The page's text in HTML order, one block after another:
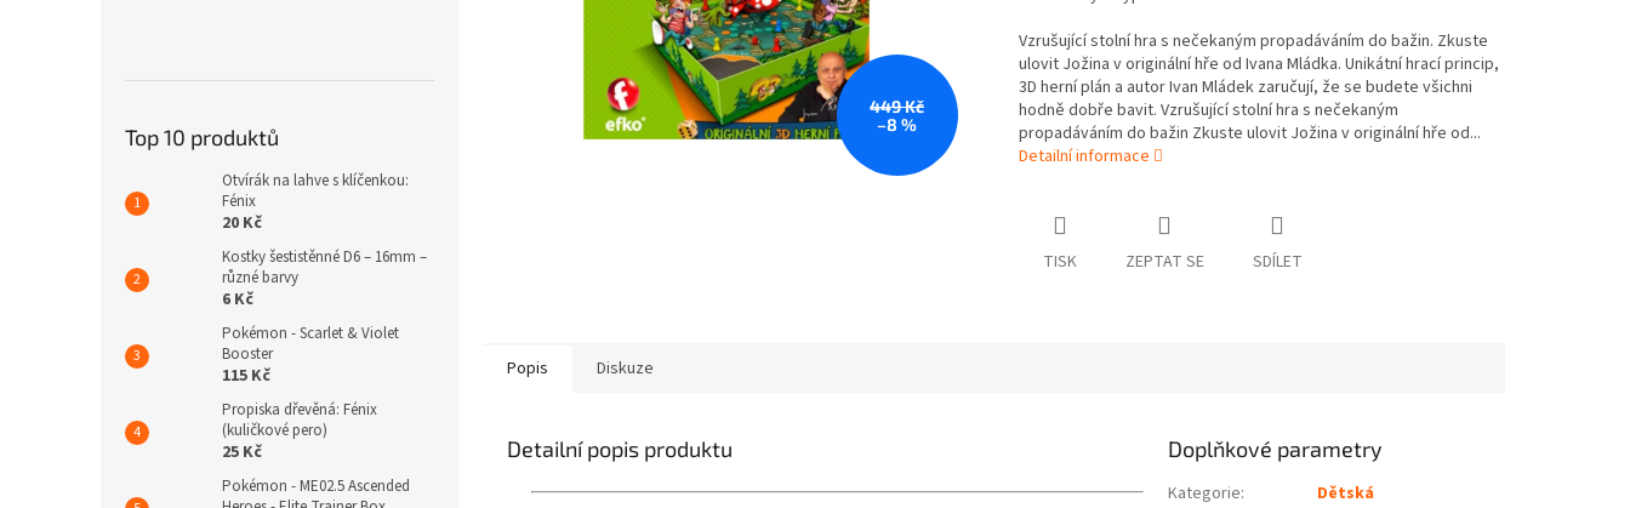
Top 10 produktů
Otvírák na lahve s klíčenkou:
Fénix
20 Kč
Kostky šestistěnné D6 – 16mm –
různé barvy
6 Kč
Pokémon - Scarlet & Violet
Booster
115 Kč
Propiska dřevěná: Fénix
(kuličkové pero)
25 Kč
Pokémon - ME02.5 Ascended
449 Kč
–8 %
Vzrušující stolní hra s nečekaným propadáváním do bažin. Zkuste
ulovit Jožina v originální hře od Ivana Mládka. Unikátní hrací princip,
3D herní plán a autor Ivan Mládek zaručují, že se budete všichni
hodně dobře bavit. Vzrušující stolní hra s nečekaným
propadáváním do bažin Zkuste ulovit Jožina v originální hře od...
Detailní informace
TISK ZEPTAT SE SDÍLET
Popis Diskuze
Detailní popis produktu Doplňkové parametry
Kategorie:
Dětská